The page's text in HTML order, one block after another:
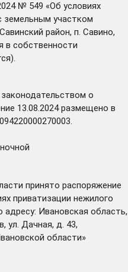
№ 549 «Об условиях
земельным участком
район, п. Савино,
в собственности
о
13.08.2024 размещено в
принято распоряжение
приватизации нежилого
Ивановская область,
ул. Дачная, д. 43,
области»